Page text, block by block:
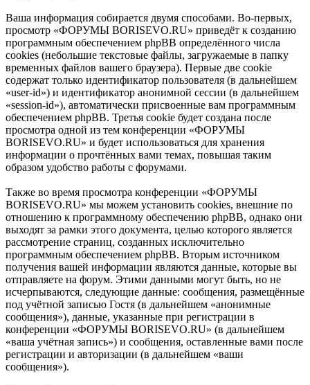
Ваша информация собирается двумя способами. Во-первых,
просмотр «ФОРУМЫ BORISEVO.RU» приведёт к созданию
программным обеспечением phpBB определённого числа
cookies (небольшие текстовые файлы, загружаемые в папку
временных файлов вашего браузера). Первые две cookie
содержат только идентификатор пользователя (в дальнейшем
«user-id») и идентификатор анонимной сессии (в дальнейшем
«session-id»), автоматически присвоенные вам программным
обеспечением phpBB. Третья cookie будет создана после
просмотра одной из тем конференции «ФОРУМЫ
BORISEVO.RU» и будет использоваться для хранения
информации о прочтённых вами темах, повышая таким
образом удобство работы с форумами.
Также во время просмотра конференции «ФОРУМЫ
BORISEVO.RU» мы можем установить cookies, внешние по
отношению к программному обеспечению phpBB, однако они
выходят за рамки этого документа, целью которого является
рассмотрение страниц, созданных исключительно
программным обеспечением phpBB. Вторым источником
получения вашей информации являются данные, которые вы
отправляете на форум. Этими данными могут быть, но не
исчерпываются, следующие данные: сообщения, размещённые
под учётной записью Гостя (в дальнейшем «анонимные
сообщения»), данные, указанные при регистрации в
конференции «ФОРУМЫ BORISEVO.RU» (в дальнейшем
«ваша учётная запись») и сообщения, оставленные вами после
регистрации и авторизации (в дальнейшем «ваши
сообщения»).